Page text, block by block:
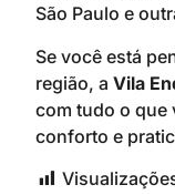
São Paulo e
Se você está
região, a Vila
com tudo o que
conforto e